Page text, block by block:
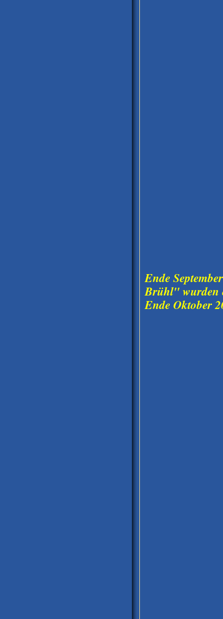
Ende
Brühl" wurden
Ende Oktober